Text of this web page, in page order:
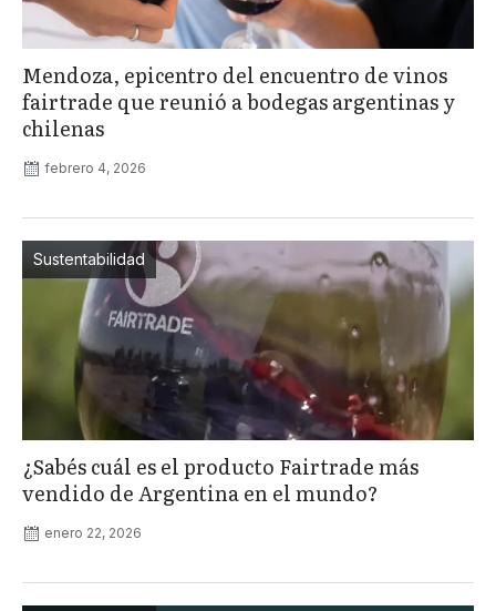
Mendoza, epicentro del encuentro de vinos
fairtrade que reunió a bodegas argentinas y
chilenas
febrero 4, 2026
Sustentabilidad
¿Sabés cuál es el producto Fairtrade más
vendido de Argentina en el mundo?
enero 22, 2026